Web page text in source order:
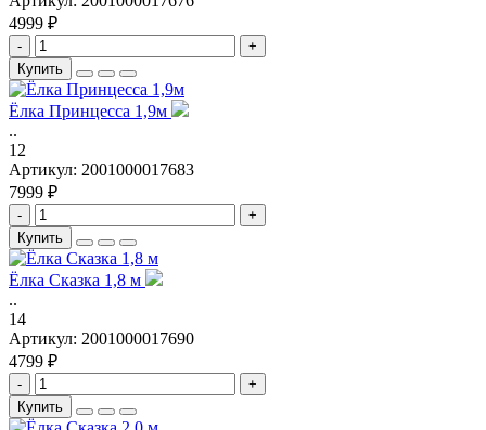
4999 ₽
-
+
Купить
Ёлка Принцесса 1,9м
..
12
Артикул: 2001000017683
7999 ₽
-
+
Купить
Ёлка Сказка 1,8 м
..
14
Артикул: 2001000017690
4799 ₽
-
+
Купить